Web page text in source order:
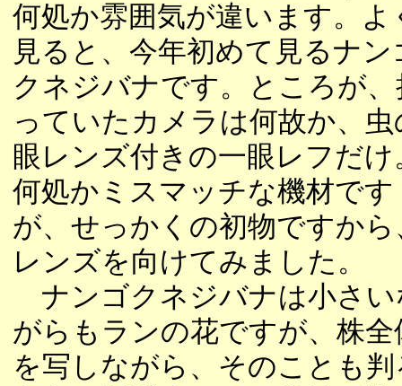
何処か雰囲気が違います。よ
見ると、今年初めて見るナン
クネジバナです。ところが、
っていたカメラは何故か、虫
眼レンズ付きの一眼レフだけ
何処かミスマッチな機材です
が、せっかくの初物ですから
レンズを向けてみました。
ナンゴクネジバナは小さい
がらもランの花ですが、株全
を写しながら、そのことも判